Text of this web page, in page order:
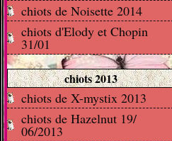
chiots de Noisette 2014
chiots d'Elody et Chopin
31/01
chiots 2013
chiots de X-mystix 2013
chiots de Hazelnut 19/
06/2013